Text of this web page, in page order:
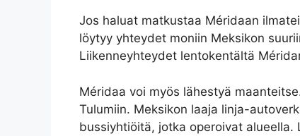
Jos haluat matkustaa Méridaan
löytyy yhteydet moniin Meksikon
Liikenneyhteydet lentokentältä
Méridaa voi myös lähestyä
Tulumiin. Meksikon laaja linja-
bussiyhtiöitä, jotka operoivat